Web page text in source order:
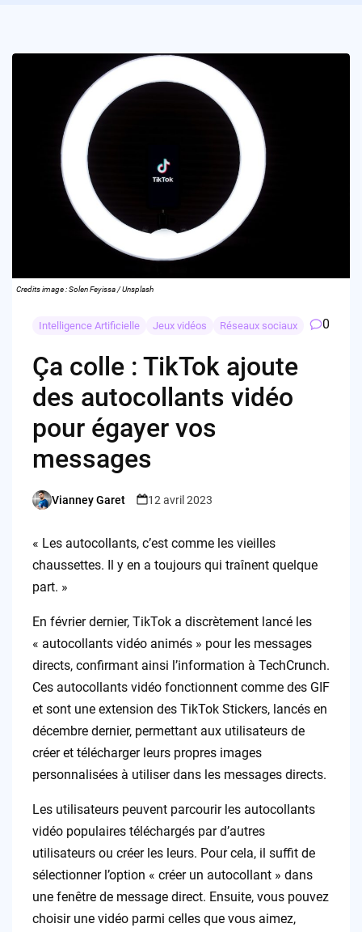
Credits image : Solen Feyissa / Unsplash
Intelligence Artificielle Jeux vidéos Réseaux sociaux 0
Ça colle : TikTok ajoute
des autocollants vidéo
pour égayer vos
messages
Posted
Vianney Garet 12 avril 2023
« Les autocollants, c’est comme les vieilles
chaussettes. Il y en a toujours qui traînent quelque
part. »
En février dernier, TikTok a discrètement lancé les
« autocollants vidéo animés » pour les messages
directs, confirmant ainsi l’information à TechCrunch.
Ces autocollants vidéo fonctionnent comme des GIF
et sont une extension des TikTok Stickers, lancés en
décembre dernier, permettant aux utilisateurs de
créer et télécharger leurs propres images
personnalisées à utiliser dans les messages directs.
Les utilisateurs peuvent parcourir les autocollants
vidéo populaires téléchargés par d’autres
utilisateurs ou créer les leurs. Pour cela, il suffit de
sélectionner l’option « créer un autocollant » dans
une fenêtre de message direct. Ensuite, vous pouvez
choisir une vidéo parmi celles que vous aimez,